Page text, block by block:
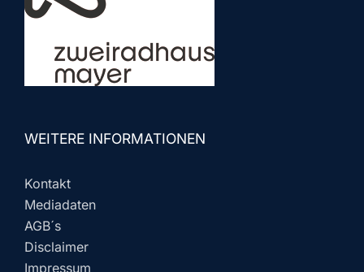
WEITERE INFORMATIONEN
Kontakt
Mediadaten
AGB´s
Disclaimer
Impressum